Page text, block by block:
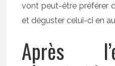
vont peut-être préférer
et déguster celui-ci en
Après